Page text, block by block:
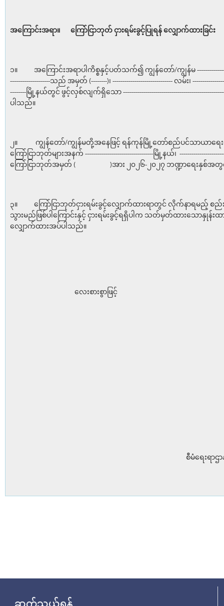
အကြောင်းအရာ။ ကြော်ငြာဘုတ် ငှားရမ်းခွင့်ပြုရန် လျှောက်ထားခြင်း
၁။ အကြောင်းအရာပါကိစ္စနှင့်ပတ်သက်၍ ကျွန်တော်/ကျွန်မ
--------------------သည် အမှတ် (--------)၊ ------------------------------ လမ်း၊
--------မြို့နယ်တွင် ဖွင့်လှစ်လျက်ရှိသော
ပါသည်။
၂။ ကျွန်တော်/ကျွန်မတို့အနေဖြင့် ရန်ကုန်မြို့တော်စည်ပင်သာယာရေ
ကြော်ငြာဘုတ်များအနက် ----------------------------------မြို့နယ်၊
ကြော်ငြာဘုတ်အမှတ် ( )အား ၂၀၂၆-၂၀၂၇ ဘဏ္ဍာရေးနှစ်အတွ
၃။ ကြော်ငြာဘုတ်ငှားရမ်းခွင့်လျှောက်ထားရာတွင် လိုက်နာရမည့် စည်
သွားမည်ဖြစ်ပါကြောင်းနှင့် ငှားရမ်းခွင့်ရရှိပါက သတ်မှတ်ထားသောနှုန်း
လျှောက်ထားအပ်ပါသည်။
လေးစားစွာဖြင့်
စီမံရေးရာဌ